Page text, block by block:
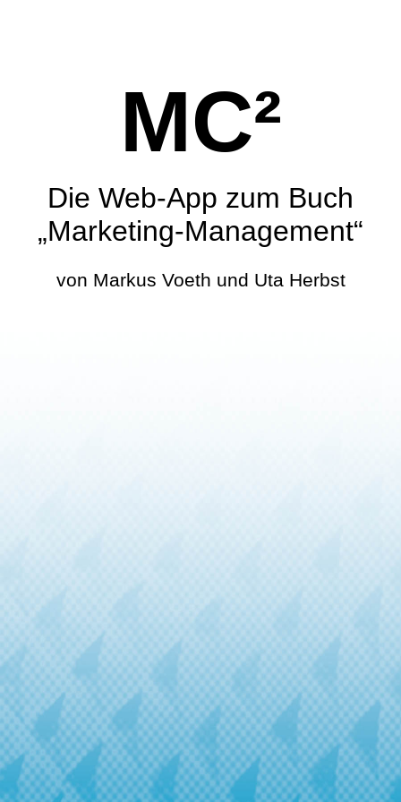
MC²
Die Web-App zum Buch
„Marketing-Management“
von Markus Voeth und Uta Herbst